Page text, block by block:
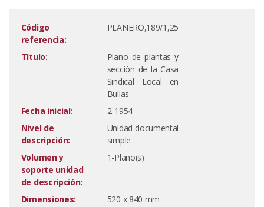
Código
referencia:
PLANERO,189/1,25
Título:
Plano de plantas y
sección de la Casa
Sindical Local en
Bullas.
Fecha inicial:
2-1954
Nivel de
descripción:
Unidad documental
simple
Volumen y
soporte unidad
de descripción:
1-Plano(s)
Dimensiones:
520 x 840 mm